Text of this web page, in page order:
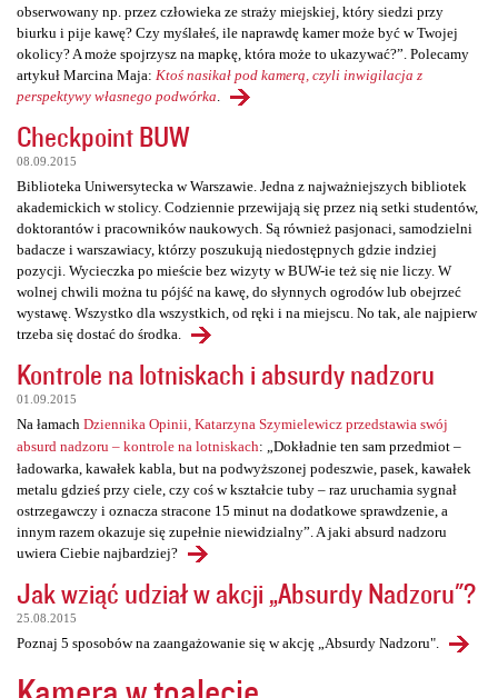
obserwowany np. przez człowieka ze straży miejskiej, który siedzi przy
biurku i pije kawę? Czy myślałeś, ile naprawdę kamer może być w Twojej
okolicy? A może spojrzysz na mapkę, która może to ukazywać?”. Polecamy
artykuł Marcina Maja: Ktoś nasikał pod kamerą, czyli inwigilacja z
perspektywy własnego podwórka
Checkpoint BUW
08.09.2015
Biblioteka Uniwersytecka w Warszawie. Jedna z najważniejszych bibliotek
akademickich w stolicy. Codziennie przewijają się przez nią setki studentów,
doktorantów i pracowników naukowych. Są również pasjonaci, samodzielni
badacze i warszawiacy, którzy poszukują niedostępnych gdzie indziej
pozycji. Wycieczka po mieście bez wizyty w BUW-ie też się nie liczy. W
wolnej chwili można tu pójść na kawę, do słynnych ogrodów lub obejrzeć
wystawę. Wszystko dla wszystkich, od ręki i na miejscu. No tak, ale najpierw
trzeba się dostać do środka.
Kontrole na lotniskach i absurdy nadzoru
01.09.2015
Na łamach Dziennika Opinii, Katarzyna Szymielewicz przedstawia swój
absurd nadzoru – kontrole na lotniskach: „Dokładnie ten sam przedmiot –
ładowarka, kawałek kabla, but na podwyższonej podeszwie, pasek, kawałek
metalu gdzieś przy ciele, czy coś w kształcie tuby – raz uruchamia sygnał
ostrzegawczy i oznacza stracone 15 minut na dodatkowe sprawdzenie, a
innym razem okazuje się zupełnie niewidzialny”. A jaki absurd nadzoru
uwiera Ciebie najbardziej?
Jak wziąć udział w akcji „Absurdy Nadzoru"?
25.08.2015
Poznaj 5 sposobów na zaangażowanie się w akcję „Absurdy Nadzoru".